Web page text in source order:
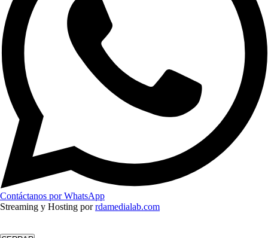
Contáctanos por WhatsApp
Streaming y Hosting porrdamedialab.com